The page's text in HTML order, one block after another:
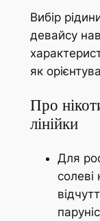
Вибір
девайсу
як
Про
лінійки
Для
солеві